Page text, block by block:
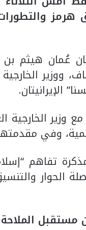
هرمز
عُمان هيثم بن
ووزير
الإيرانيتان.
وزير
وفي
تفاهم “إسلام
الحوار
مستقبل الملاحة